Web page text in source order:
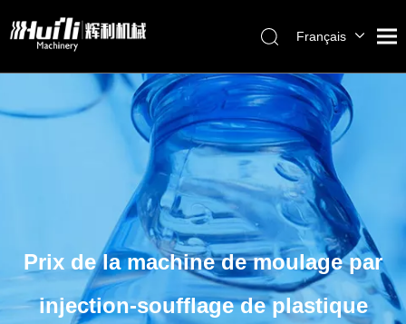
Français
العربية
Pусский
Español
Português
Prix ​​de la machine de moulage par
injection-soufflage de plastique